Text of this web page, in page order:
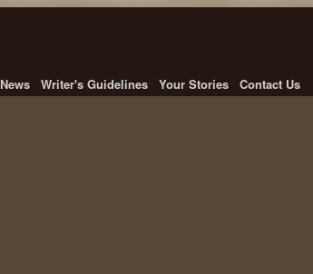
Writer's Guidelines Your Stories Contact Us